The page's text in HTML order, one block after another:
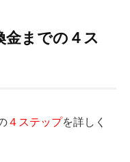
金までの４ス
４ステップを詳しく